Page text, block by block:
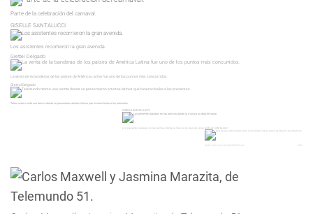
Parte de la celebración del carnaval.
GISELLE SANTALUCCI
Los asistentes recorrieron la gran avenida.
Grettel Delgado
La venta de la banderas de los países de América Latina fue uno de los puntos más concurridos.
Grettel Delgado
Telemundo montó una tarima donde se presentaron artistas latinos que hicieron bailar a los presentes.
GISELLE SANTALUCCI
Los presentes bailaron en las tarimas donde la música no dejó de sonar. GISELLE SANTALUCCI
Una de las atracciones más concurridas fue el stand de Diario Las Américas. JJ Blanco